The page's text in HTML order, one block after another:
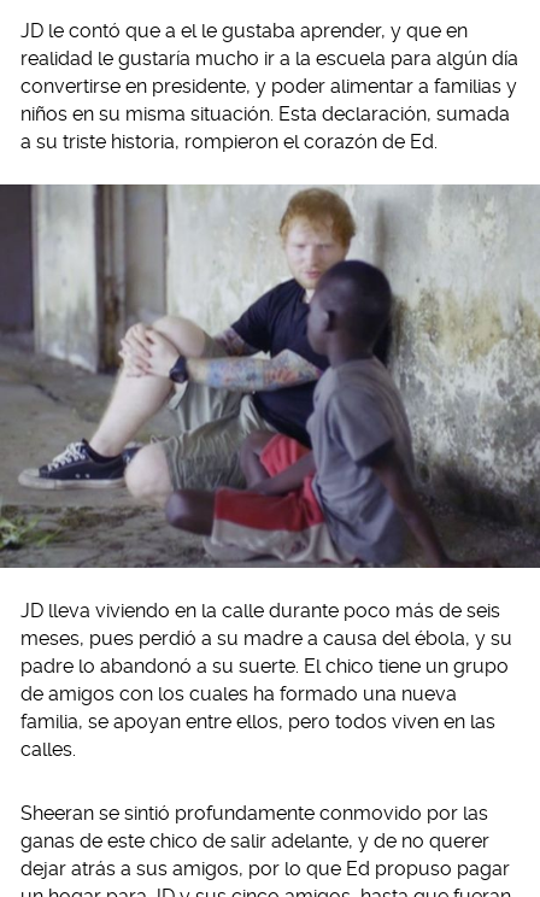
JD le contó que a el le gustaba aprender, y que en
realidad le gustaría mucho ir a la escuela para algún día
convertirse en presidente, y poder alimentar a familias y
niños en su misma situación. Esta declaración, sumada
a su triste historia, rompieron el corazón de Ed.
JD lleva viviendo en la calle durante poco más de seis
meses, pues perdió a su madre a causa del ébola, y su
padre lo abandonó a su suerte. El chico tiene un grupo
de amigos con los cuales ha formado una nueva
familia, se apoyan entre ellos, pero todos viven en las
calles.
Sheeran se sintió profundamente conmovido por las
ganas de este chico de salir adelante, y de no querer
dejar atrás a sus amigos, por lo que Ed propuso pagar